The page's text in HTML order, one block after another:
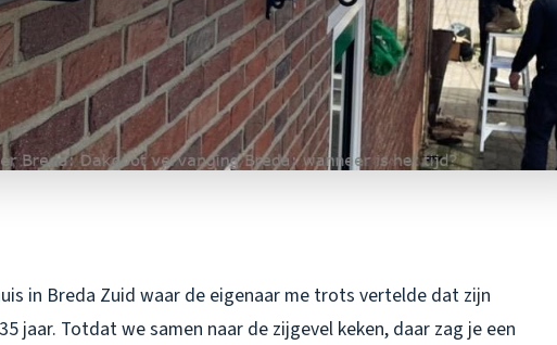
in Breda Zuid waar de eigenaar me trots vertelde dat zijn
jaar. Totdat we samen naar de zijgevel keken, daar zag je een